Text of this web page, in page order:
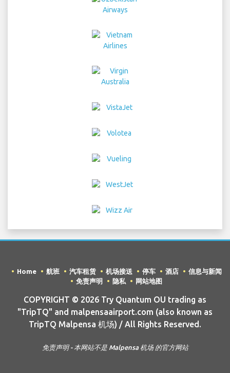
Home 航班 汽车租赁 机场接送 停车 酒店
信息与新闻
免责声明
隐私 网站地图
COPYRIGHT © 2026 Try Quantum OU trading as
"TripTQ" and malpensaairport.com (also known as
TripTQ Malpensa 机场) / All Rights Reserved.
免责声明 - 本网站不是 Malpensa 机场 的官方网站